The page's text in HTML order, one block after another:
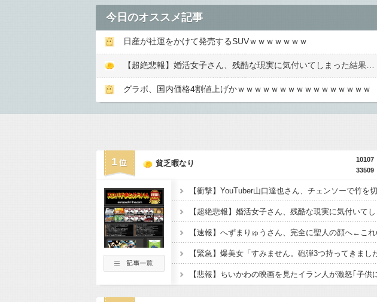
今日のオススメ記事
日産が社運をかけて発売するSUVｗｗｗｗｗｗｗ
【超絶悲報】婚活女子さん、残酷な現実に気付いてしまった結果…
グラボ、国内価格4割値上げかｗｗｗｗｗｗｗｗｗｗｗｗｗｗｗｗ
1
10107
33509
貧乏暇なり
【超